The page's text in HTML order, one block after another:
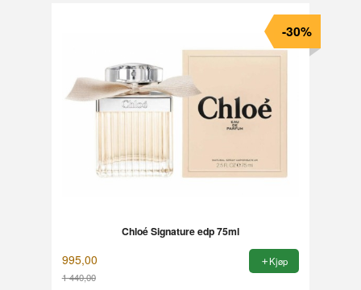
Chloé Signature edp 75ml
995,00
1 440,00
-30%
Kjøp